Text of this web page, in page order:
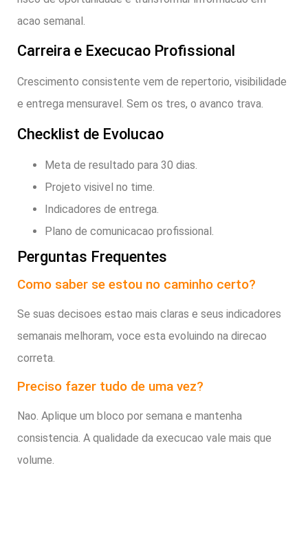
acao semanal.
Carreira e Execucao Profissional
Crescimento consistente vem de repertorio, visibilidade
e entrega mensuravel. Sem os tres, o avanco trava.
Checklist de Evolucao
Meta de resultado para 30 dias.
Projeto visivel no time.
Indicadores de entrega.
Plano de comunicacao profissional.
Perguntas Frequentes
Como saber se estou no caminho certo?
Se suas decisoes estao mais claras e seus indicadores
semanais melhoram, voce esta evoluindo na direcao
correta.
Preciso fazer tudo de uma vez?
Nao. Aplique um bloco por semana e mantenha
consistencia. A qualidade da execucao vale mais que
volume.